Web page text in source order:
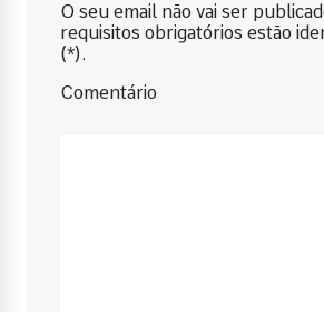
O seu email não vai ser
requisitos obrigatórios estão
(*).
Comentário